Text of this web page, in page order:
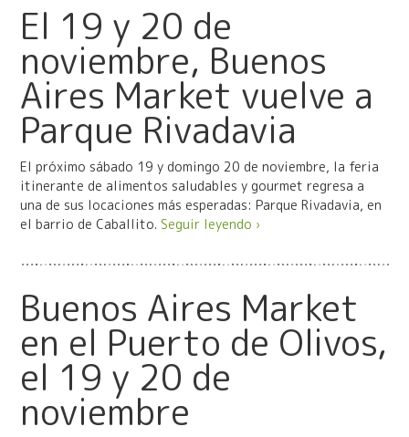
El 19 y 20 de
noviembre, Buenos
Aires Market vuelve a
Parque Rivadavia
El próximo sábado 19 y domingo 20 de noviembre, la feria
itinerante de alimentos saludables y gourmet regresa a
una de sus locaciones más esperadas: Parque Rivadavia, en
el barrio de Caballito. Seguir leyendo ›
Buenos Aires Market
en el Puerto de Olivos,
el 19 y 20 de
noviembre